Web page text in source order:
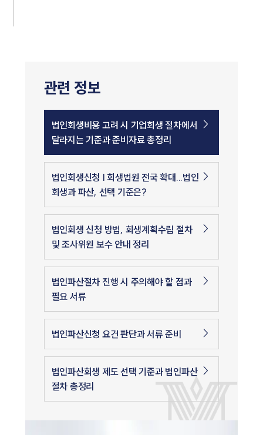
관련 정보
법인회생비용 고려 시 기업회생 절차에서
달라지는 기준과 준비자료 총정리
법인회생신청 | 회생법원 전국 확대...법인
회생과 파산, 선택 기준은?
법인회생 신청 방법, 회생계획수립 절차
및 조사위원 보수 안내 정리
법인파산절차 진행 시 주의해야 할 점과
필요 서류
법인파산신청 요건 판단과 서류 준비
법인파산회생 제도 선택 기준과 법인파산
절차 총정리